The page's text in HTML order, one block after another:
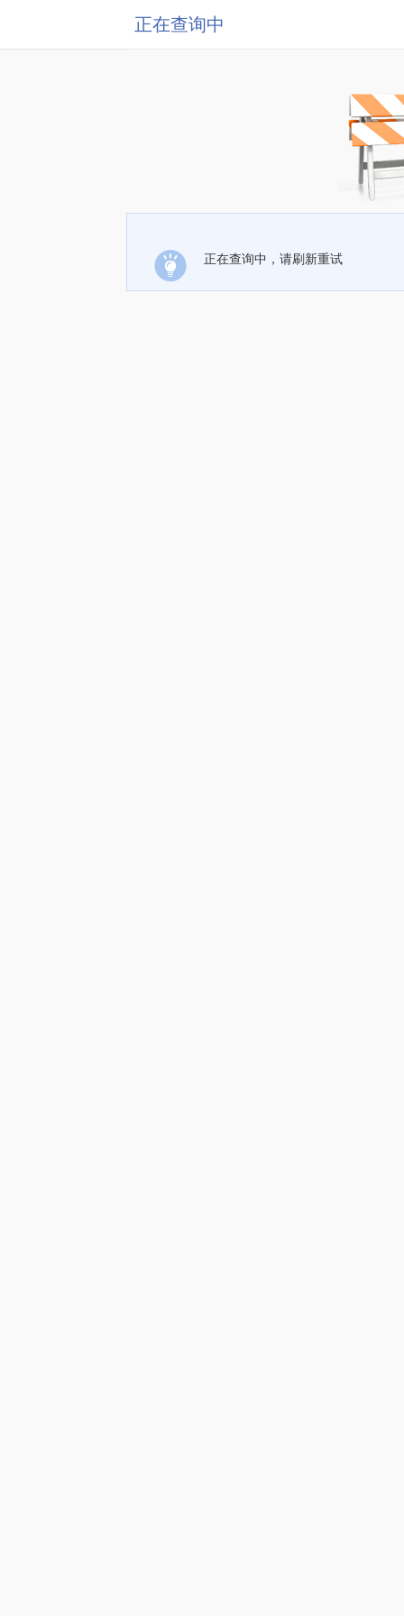
正在查询中
正在查询中，请刷新重试